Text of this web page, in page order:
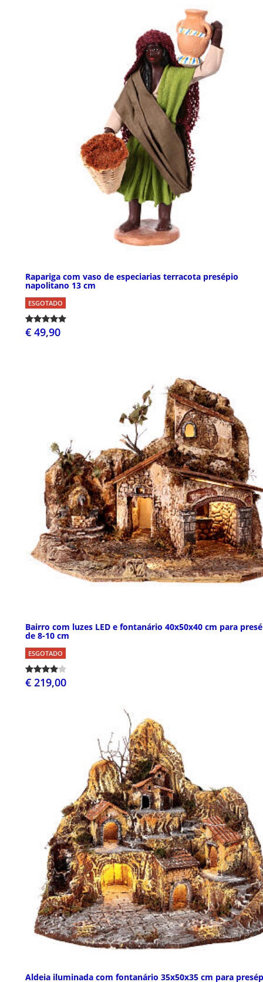
Rapariga com vaso de especiarias terracota presépio
napolitano 13 cm
ESGOTADO
€ 49,90
Bairro com luzes LED e fontanário 40x50x40 cm para
de 8-10 cm
ESGOTADO
€ 219,00
Aldeia iluminada com fontanário 35x50x35 cm para